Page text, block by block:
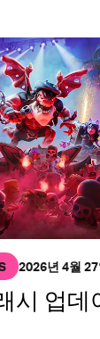
2026년 4월 27
시 업데